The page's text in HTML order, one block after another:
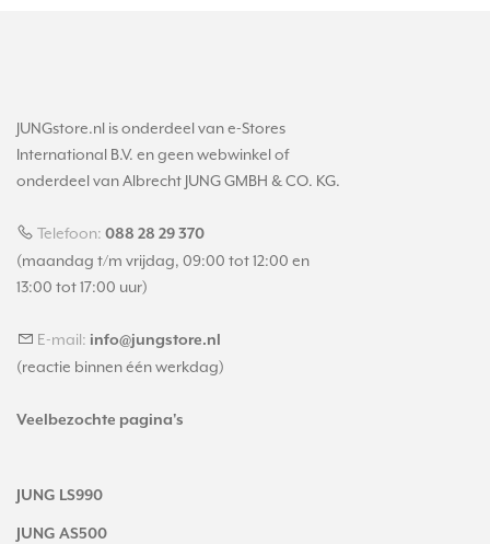
JUNGstore.nl is onderdeel van e-Stores
International B.V. en geen webwinkel of
onderdeel van Albrecht JUNG GMBH & CO. KG.
Telefoon: 088 28 29 370
(maandag t/m vrijdag, 09:00 tot 12:00 en
13:00 tot 17:00 uur)
E-mail: info@jungstore.nl
(reactie binnen één werkdag)
Veelbezochte pagina's
JUNG LS990
JUNG AS500